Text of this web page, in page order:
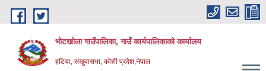
Skip to main content
भोटखोला गाउँपालिका, गाउँ कार्यपालिकाको कार्यालय
हटिया, संखुवासभा, कोशी प्रदेश,नेपाल